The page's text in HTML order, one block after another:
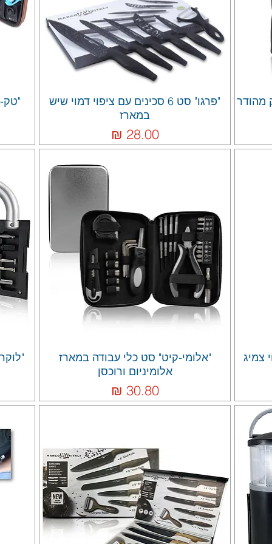
מהודר
"פרגו" סט 6 סכינים עם ציפוי דמוי שיש
במארז
מחיר‏28.00 ‏₪
"טק-
צמיג
"אלומי-קיט" סט כלי עבודה במארז
אלומיניום ורוכסן
מחיר‏30.80 ‏₪